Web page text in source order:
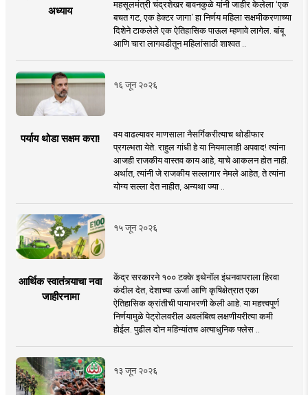
अध्याय
महसूलमंत्री चंद्रशेखर बावनकुळे यांनी जाहीर केलेला ‘एक
बचत गट, एक हेक्टर जागा’ हा निर्णय महिला सक्षमीकरणाच्या
दिशेने टाकलेले एक ऐतिहासिक पाऊल म्हणावे लागेल. बांबू
आणि चारा लागवडीतून महिलांसाठी शाश्वत ..
१६ जून २०२६
पर्याय थोडा सक्षम करा!
वय वाढल्यावर माणसाला नैसर्गिकरीत्याच थोडीफार
प्रगल्भता येते. राहुल गांधी हे या नियमालाही अपवाद! त्यांना
आजही राजकीय वास्तव काय आहे, याचे आकलन होत नाही.
अर्थात, त्यांनी जे राजकीय सल्लागार नेमले आहेत, ते त्यांना
योग्य सल्ला देत नाहीत, अन्यथा ज्या ..
१५ जून २०२६
आर्थिक स्वातंत्र्याचा नवा
जाहीरनामा
केंद्र सरकारने १०० टक्के इथेनॉल इंधनवापराला हिरवा
कंदील देत, देशाच्या ऊर्जा आणि कृषिक्षेत्रात एका
ऐतिहासिक क्रांतीची पायाभरणी केली आहे. या महत्त्वपूर्ण
निर्णयामुळे पेट्रोलवरील अवलंबित्व लक्षणीयरीत्या कमी
होईल. पुढील दोन महिन्यांतच अत्याधुनिक फ्लेस ..
१३ जून २०२६